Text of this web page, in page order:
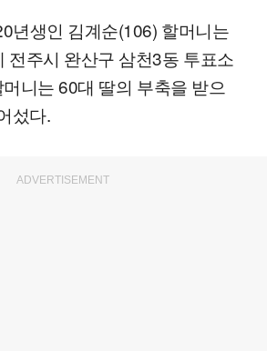
년생인 김계순(106) 할머니는
전주시 완산구 삼천3동 투표소
니는 60대 딸의 부축을 받으
섰다.
ADVERTISEMENT